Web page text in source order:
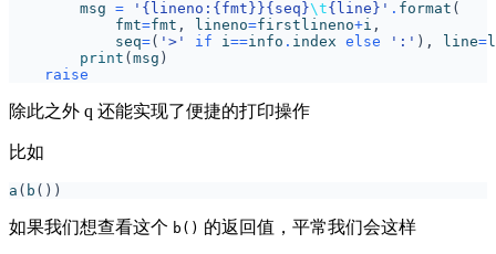
msg = '{lineno: {fmt} }{seq}\t{line} ' . format (
fmt=fmt , lineno=firstlineno+i ,
seq=( '>' if i==info . index else ':' ), line=
print ( msg )
raise
除此之外 q 还能实现了便捷的打印操作
比如
a ( b ())
如果我们想查看这个 b() 的返回值，平常我们会这样